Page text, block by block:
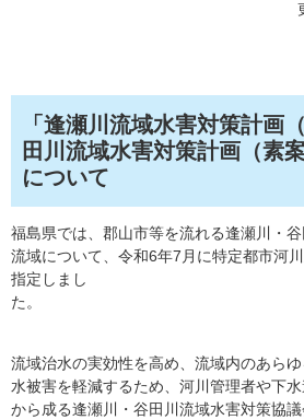
「逢瀬川流域水害対策計画
田川流域水害対策計画（素
について
福島県では、郡山市等を流れる逢瀬川・
流域について、令和6年7月に特定都市河
指定しまし
た
流域治水の実効性を高め、流域内のあら
水被害を軽減するため、河川管理者や下
から成る逢瀬川・谷田川流域水害対策協